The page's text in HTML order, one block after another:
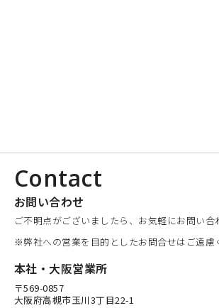
Contact
お問い合わせ
ご不明点がございましたら、お気軽にお問い合
※弊社への営業を目的としたお問合せはご遠慮
本社・大阪営業所
〒569-0857
大阪府高槻市玉川3丁目22-1